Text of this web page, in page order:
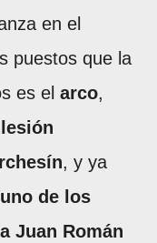
en el
puestos que la
es el arco,
lesión
, y ya
de los
Juan Román